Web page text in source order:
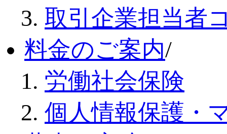
取引企業担当者
料金のご案内/
労働社会保険
個人情報保護・